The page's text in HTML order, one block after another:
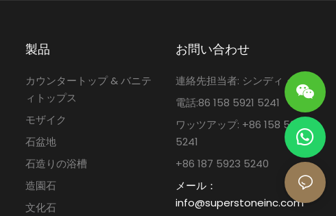
製品
カウンタートップ & バニテ
ィトップス
モザイク
石盆地
石造りの浴槽
造園石
文化石
お問い合わせ
連絡先担当者: シンディ・ホー
電話:86 158 5921 5241
ワッツアップ: +86 158 5921
5241
+86 187 5923 5240
メール：
info@superstoneinc.com